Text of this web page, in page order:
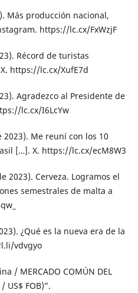
Más producción nacional,
https://lc.cx/FxWzjF
Récord de turistas
https://lc.cx/XufE7d
Agradezco al Presidente de
lc.cx/I6LcYw
Me reuní con los 10
[…]. X. https://lc.cx/ecM8W3
2023). Cerveza. Logramos el
semestrales de malta a
¿Qué es la nueva era de la
vdvgyo
/ MERCADO COMÚN DEL
US$ FOB)”.